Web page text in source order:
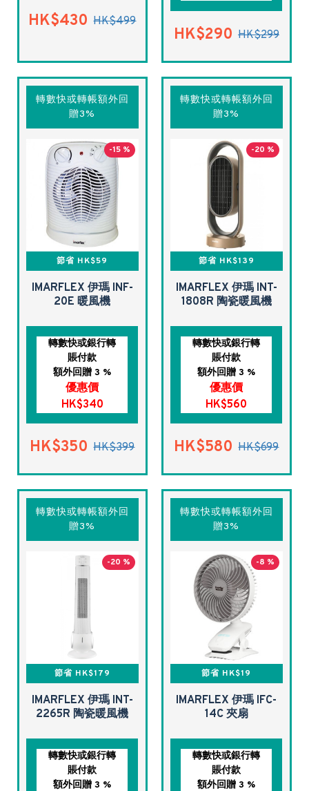
HK$430 HK$499
HK$290 HK$299
轉數快或轉帳額外回
贈3%
-15 %
節省 HK$59
IMARFLEX 伊瑪 INF-
20E 暖風機
轉數快或銀行轉
賬付款
額外回贈 3 %
優惠價
HK$340
HK$350 HK$399
轉數快或轉帳額外回
贈3%
-20 %
節省 HK$139
IMARFLEX 伊瑪 INT-
1808R 陶瓷暖風機
轉數快或銀行轉
賬付款
額外回贈 3 %
優惠價
HK$560
HK$580 HK$699
轉數快或轉帳額外回
贈3%
-20 %
節省 HK$179
IMARFLEX 伊瑪 INT-
2265R 陶瓷暖風機
轉數快或銀行轉
賬付款
額外回贈 3 %
轉數快或轉帳額外回
贈3%
-8 %
節省 HK$19
IMARFLEX 伊瑪 IFC-
14C 夾扇
轉數快或銀行轉
賬付款
額外回贈 3 %